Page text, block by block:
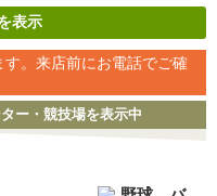
表示
。来店前にお電話でご確
ー・競技場を表示中